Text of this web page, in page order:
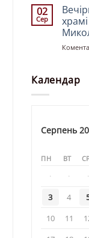
02
Сер
Календар
Серпень
ПН ВТ
· · ·
3
4
10
11